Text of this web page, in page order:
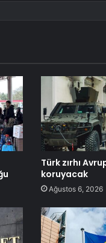
Türk zırhı
koruyacak
Ağustos 6, 2026